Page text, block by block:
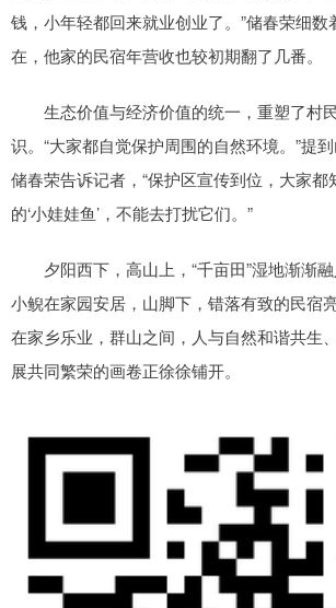
钱，小年轻都回来就业创业了。”储春荣细数
在，他家的民宿年营收也较初期翻了几番。
生态价值与经济价值的统一，重塑了村
识。“大家都自觉保护周围的自然环境。”提
储春荣告诉记者，“保护区宣传到位，大家
的‘小娃娃鱼’，不能去打扰它们。”
夕阳西下，高山上，“千亩田”湿地渐渐
小鲵在家园安居，山脚下，错落有致的民宿
在家乡乐业，群山之间，人与自然和谐共生
展共同繁荣的画卷正徐徐铺开。